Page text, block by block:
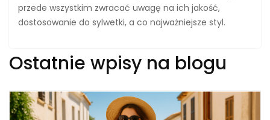
przede wszystkim zwracać uwagę na ich jakość,
dostosowanie do sylwetki, a co najważniejsze styl.
Ostatnie wpisy na blogu